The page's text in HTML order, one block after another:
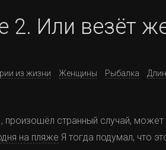
2. Или везёт
из жизни Женщины Рыбалка
странный случай, может
на пляже Я тогда подумал, что